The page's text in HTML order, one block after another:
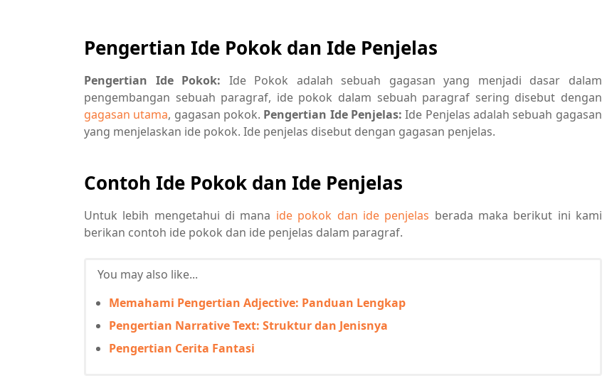
Pengertian Ide Pokok dan Ide Penjelas
Pengertian Ide Pokok: Ide Pokok adalah sebuah gagasan yang menjadi dasar dalam
pengembangan sebuah paragraf, ide pokok dalam sebuah paragraf sering disebut dengan
gagasan utama, gagasan pokok. Pengertian Ide Penjelas:Ide Penjelas adalah sebuah gagasan
yang menjelaskan ide pokok. Ide penjelas disebut dengan gagasan penjelas.
Contoh Ide Pokok dan Ide Penjelas
Untuk lebih mengetahui di mana ide pokok dan ide penjelas berada maka berikut ini kami
berikan contoh ide pokok dan ide penjelas dalam paragraf.
You may also like...
Memahami Pengertian Adjective: Panduan Lengkap
Pengertian Narrative Text: Struktur dan Jenisnya
Pengertian Cerita Fantasi